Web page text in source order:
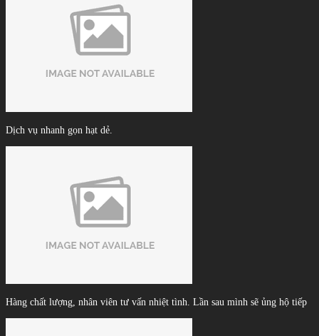
Dịch vụ nhanh gọn hạt dẻ.
Hàng chất lượng, nhân viên tư vấn nhiệt tình. Lần sau mình sẽ ủng hộ tiếp